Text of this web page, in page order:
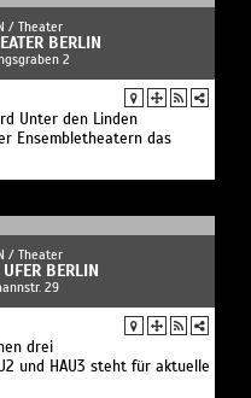
/ Theater
BERLIN
2
Unter den Linden
Ensembletheatern das
/ Theater
BERLIN
29
drei
und HAU3 steht für aktuelle